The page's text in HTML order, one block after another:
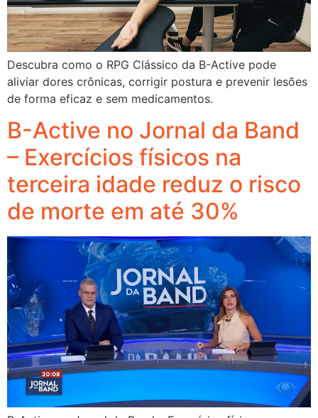
Descubra como o RPG Clássico da B-Active pode
aliviar dores crônicas, corrigir postura e prevenir lesões
de forma eficaz e sem medicamentos.
B-Active no Jornal da Band
– Exercícios físicos na
terceira idade reduz o risco
de morte em até 30%